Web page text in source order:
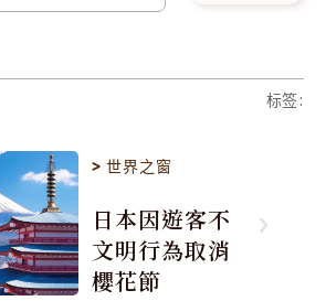
标签:
>世界之窗
日本因遊客不
文明行為取消
櫻花節